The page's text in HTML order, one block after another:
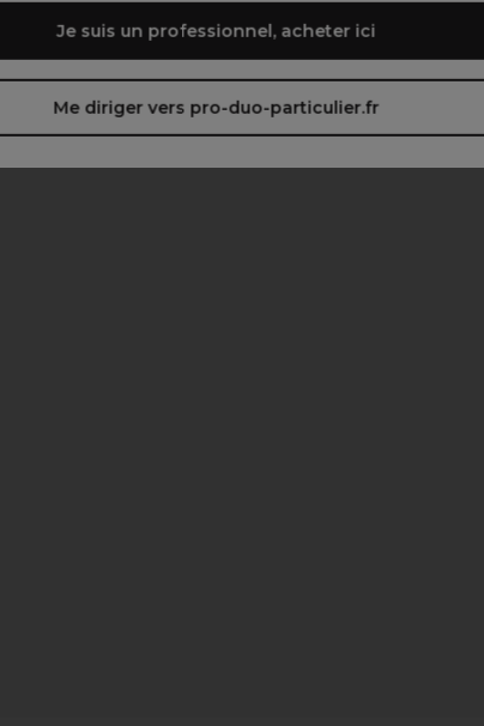
Je suis un professionnel, acheter ici
Me diriger vers pro-duo-particulier.fr